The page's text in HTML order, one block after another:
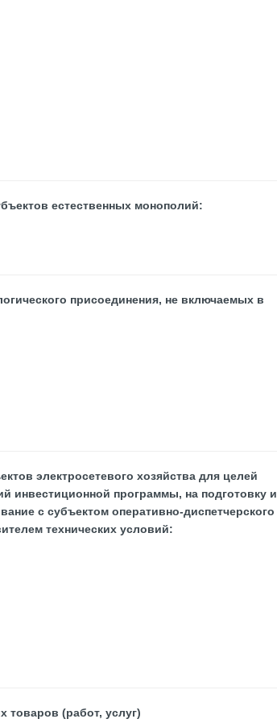
естественных монополий:
присоединения, не включаемых в
электросетевого хозяйства для целей
инвестиционной программы, на подготовку и
с субъектом оперативно-диспетчерского
технических условий:
товаров (работ, услуг)